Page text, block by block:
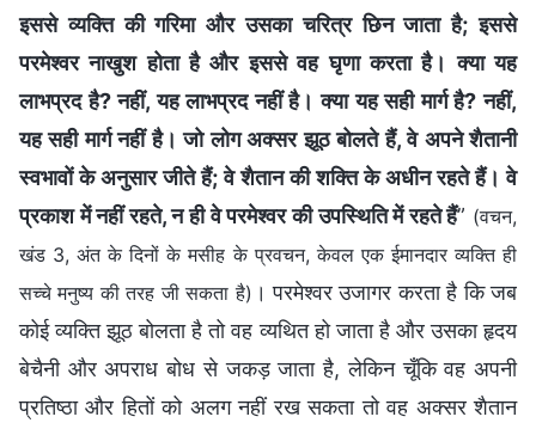
इससे व्यक्ति की गरिमा और उसका चरित्र छिन जाता है; इससे
परमेश्वर नाखुश होता है और इससे वह घृणा करता है। क्या यह
लाभप्रद है? नहीं, यह लाभप्रद नहीं है। क्या यह सही मार्ग है? नहीं,
यह सही मार्ग नहीं है। जो लोग अक्सर झूठ बोलते हैं, वे अपने शैतानी
स्वभावों के अनुसार जीते हैं; वे शैतान की शक्ति के अधीन रहते हैं। वे
प्रकाश में नहीं रहते, न ही वे परमेश्वर की उपस्थिति में रहते हैं” (वचन,
खंड 3, अंत के दिनों के मसीह के प्रवचन, केवल एक ईमानदार व्यक्ति ही
सच्चे मनुष्य की तरह जी सकता है) । परमेश्वर उजागर करता है कि जब
कोई व्यक्ति झूठ बोलता है तो वह व्यथित हो जाता है और उसका हृदय
बेचैनी और अपराध बोध से जकड़ जाता है, लेकिन चूँकि वह अपनी
प्रतिष्ठा और हितों को अलग नहीं रख सकता तो वह अक्सर शैतान